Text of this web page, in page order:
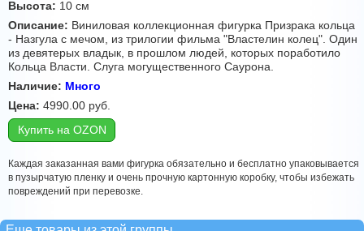
Высота: 10 см
Описание: Виниловая коллекционная фигурка Призрака кольца
- Назгула с мечом, из трилогии фильма "Властелин колец". Один
из девятерых владык, в прошлом людей, которых поработило
Кольца Власти. Слуга могущественного Саурона.
Наличие: Много
Цена: 4990.00 руб.
Купить на OZON
Каждая заказанная вами фигурка обязательно и бесплатно упаковывается
в пузырчатую пленку и очень прочную картонную коробку, чтобы избежать
повреждений при перевозке.